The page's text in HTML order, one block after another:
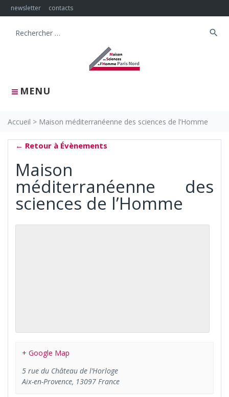
Skip
to
newsletter contacts
MENU
Search
search
Accueil > Maison méditerranéenne des sciences de l’Homme
← Retour à Évènements
Maison
méditerranéenne des
sciences de l’Homme
+ Google Map
5 rue du Château de l’Horloge
Aix-en-Provence, 13097 France